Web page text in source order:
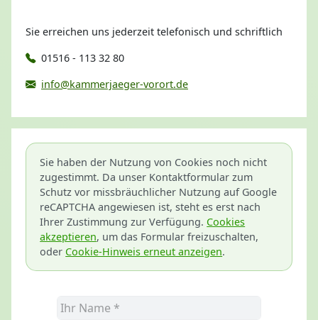
Sie erreichen uns jederzeit telefonisch und schriftlich
01516 - 113 32 80
info@kammerjaeger-vorort.de
Sie haben der Nutzung von Cookies noch nicht
zugestimmt. Da unser Kontaktformular zum
Schutz vor missbräuchlicher Nutzung auf Google
reCAPTCHA angewiesen ist, steht es erst nach
Ihrer Zustimmung zur Verfügung. Cookies
akzeptieren, um das Formular freizuschalten,
oder Cookie-Hinweis erneut anzeigen.